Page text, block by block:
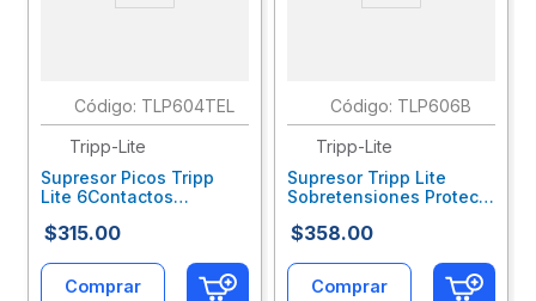
: TLP604TEL
Tripp-Lite
Supresor Picos Tripp
Lite 6Contactos
Trvsupab014
$315.00
Comprar
: TLP606B
Tripp-Lite
Supresor Tripp Lite
Sobretensiones Protect
1.83M 790 Joules Color
$358.00
Comprar